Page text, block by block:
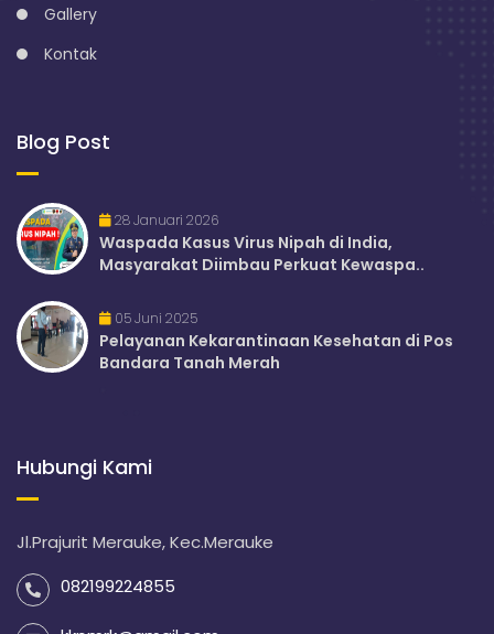
Gallery
Kontak
Blog Post
28 Januari 2026
Waspada Kasus Virus Nipah di India,
Masyarakat Diimbau Perkuat Kewaspa..
05 Juni 2025
Pelayanan Kekarantinaan Kesehatan di Pos
Bandara Tanah Merah
Hubungi Kami
Jl.Prajurit Merauke, Kec.Merauke
082199224855